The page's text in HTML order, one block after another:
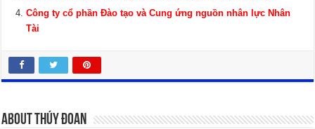
Công ty cổ phần Đào tạo và Cung ứng nguồn nhân lực Nhân
Tài
About Thúy Đoan